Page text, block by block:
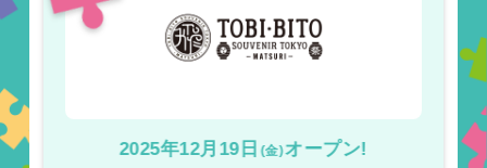
2025年12月19日 (金)オープン!